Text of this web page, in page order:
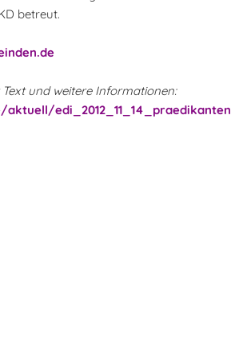
betreut.
und weitere Informationen: